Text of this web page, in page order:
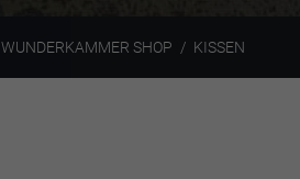
WUNDERKAMMER SHOP KISSEN